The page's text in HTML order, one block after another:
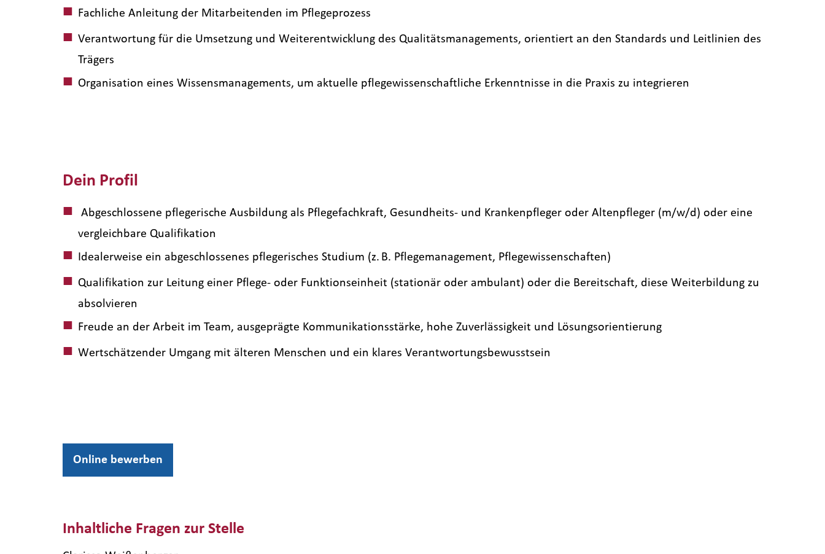
Fachliche Anleitung der Mitarbeitenden im Pflegeprozess
Verantwortung für die Umsetzung und Weiterentwicklung des Qualitätsmanagements, orientiert an den Standards und Leitlinien des
Trägers
Organisation eines Wissensmanagements, um aktuelle pflegewissenschaftliche Erkenntnisse in die Praxis zu integrieren
Dein Profil
Abgeschlossene pflegerische Ausbildung als Pflegefachkraft, Gesundheits- und Krankenpfleger oder Altenpfleger (m/w/d) oder eine
vergleichbare Qualifikation
Idealerweise ein abgeschlossenes pflegerisches Studium (z. B. Pflegemanagement, Pflegewissenschaften)
Qualifikation zur Leitung einer Pflege- oder Funktionseinheit (stationär oder ambulant) oder die Bereitschaft, diese Weiterbildung zu
absolvieren
Freude an der Arbeit im Team, ausgeprägte Kommunikationsstärke, hohe Zuverlässigkeit und Lösungsorientierung
Wertschätzender Umgang mit älteren Menschen und ein klares Verantwortungsbewusstsein
Inhaltliche Fragen zur Stelle
Online bewerben